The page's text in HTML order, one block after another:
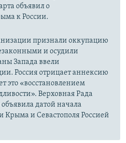
объявил о
к России.
признали оккупацию
и осудили
Запада ввели
Россия отрицает аннексию
это «восстановлением
Верховная Рада
датой начала
и Севастополя Россией